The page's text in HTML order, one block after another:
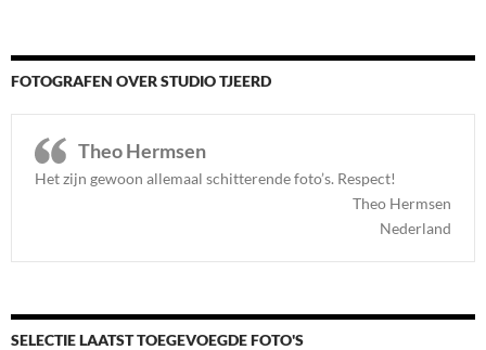
FOTOGRAFEN OVER STUDIO TJEERD
Theo Hermsen
Het zijn gewoon allemaal schitterende foto’s. Respect!
Theo Hermsen
Nederland
SELECTIE LAATST TOEGEVOEGDE FOTO'S